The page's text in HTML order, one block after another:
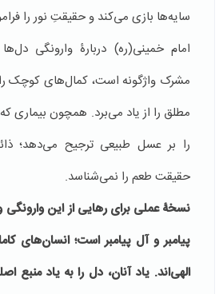
سایه‌ها بازی می‌کند و حقیقتِ نور را
امام خمینی(ره) دربارۀ وارونگی
مشرک واژگونه است، کمال‌های کوچک
مطلق را از یاد می‌برد. همچون بیماری
را بر عسل طبیعی ترجیح می‌دهد؛
حقیقت طعم را نمی‌شناسد.
نسخۀ عملی برای رهایی از این وارونگی
پیامبر و آل پیامبر است؛ انسان‌های
الهی‌اند. یاد آنان، دل را به یاد منبع